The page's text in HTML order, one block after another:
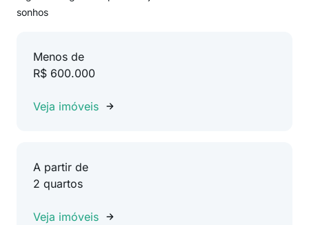
sonhos
Menos de
R$ 600.000
Veja imóveis
A partir de
2 quartos
Veja imóveis